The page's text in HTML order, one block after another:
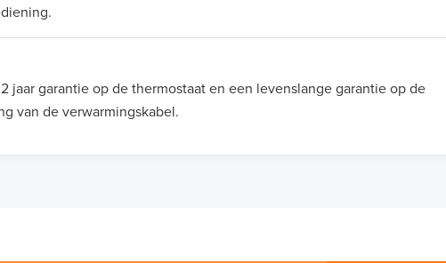
jaar garantie op de thermostaat en een levenslange garantie op de
van de verwarmingskabel.